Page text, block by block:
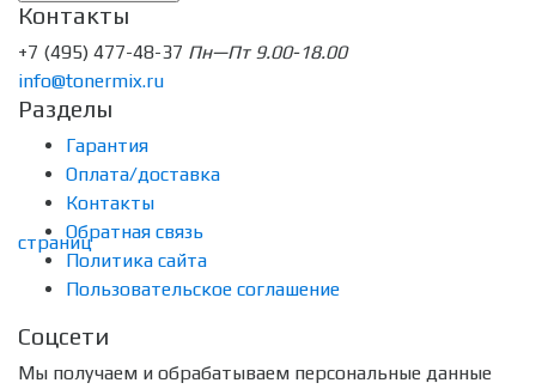
Контакты
+7 (495) 477-48-37 Пн—Пт 9.00-18.00
info@tonermix.ru
Разделы
Гарантия
Оплата/доставка
Контакты
Обратная связь
Политика сайта
Пользовательское соглашение
Соцсети
Мы получаем и обрабатываем персональные данные